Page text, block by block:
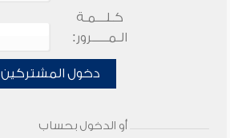
كـلـــمـة
الـمـــــرور:
دخول المشتركين
أو الدخول بحساب